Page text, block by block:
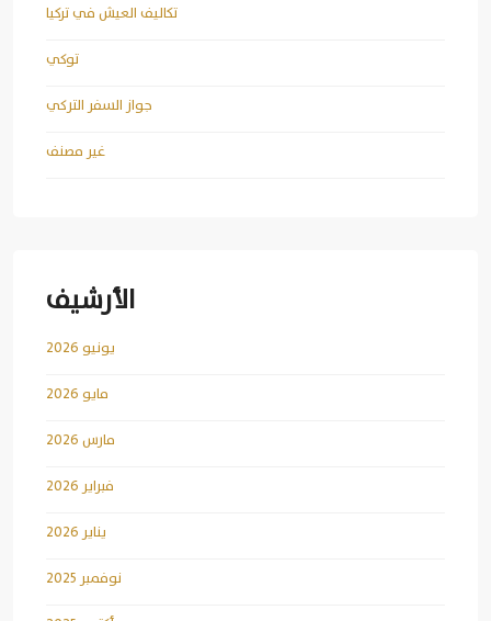
تكاليف العيش في تركيا
توكي
جواز السفر التركي
غير مصنف
الأرشيف
يونيو 2026
مايو 2026
مارس 2026
فبراير 2026
يناير 2026
نوفمبر 2025